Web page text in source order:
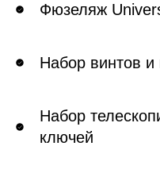
Фюзеляж
Набор винтов
Набор
ключей